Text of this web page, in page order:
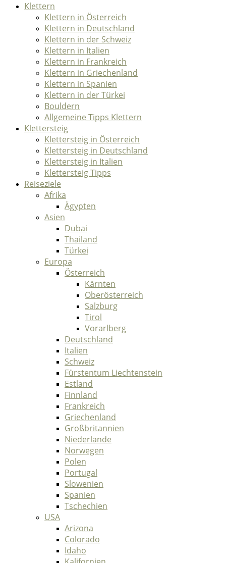
Klettern
Klettern in Österreich
Klettern in Deutschland
Klettern in der Schweiz
Klettern in Italien
Klettern in Frankreich
Klettern in Griechenland
Klettern in Spanien
Klettern in der Türkei
Bouldern
Allgemeine Tipps Klettern
Klettersteig
Klettersteig in Österreich
Klettersteig in Deutschland
Klettersteig in Italien
Klettersteig Tipps
Reiseziele
Afrika
Ägypten
Asien
Dubai
Thailand
Türkei
Europa
Österreich
Kärnten
Oberösterreich
Salzburg
Tirol
Vorarlberg
Deutschland
Italien
Schweiz
Fürstentum Liechtenstein
Estland
Finnland
Frankreich
Griechenland
Großbritannien
Niederlande
Norwegen
Polen
Portugal
Slowenien
Spanien
Tschechien
USA
Arizona
Colorado
Idaho